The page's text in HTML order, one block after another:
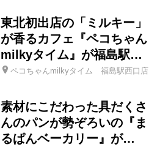
東北初出店の「ミルキー」
が香るカフェ『ペコちゃん
milkyタイム』が福島駅…
ペコちゃんmilkyタイム 福島駅西口店
素材にこだわった具だくさ
んのパンが勢ぞろいの『ま
るぱんベーカリー』が…